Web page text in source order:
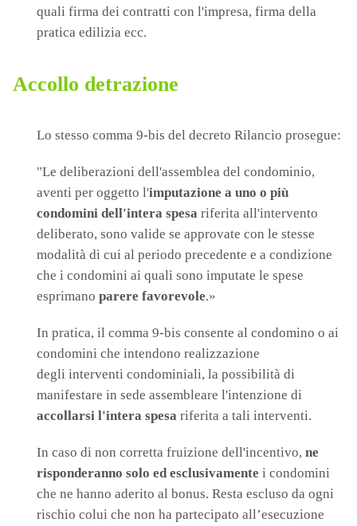
quali firma dei contratti con l'impresa, firma della
pratica edilizia ecc.
Accollo detrazione
Lo stesso comma 9-bis del decreto Rilancio prosegue:
"Le deliberazioni dell'assemblea del condominio,
aventi per oggetto l'imputazione a uno o più
condomini dell'intera spesa riferita all'intervento
deliberato, sono valide se approvate con le stesse
modalità di cui al periodo precedente e a condizione
che i condomini ai quali sono imputate le spese
esprimano parere favorevole.»
In pratica, il comma 9-bis consente al condomino o ai
condomini che intendono realizzazione
degli interventi condominiali, la possibilità di
manifestare in sede assembleare l'intenzione di
accollarsi l'intera spesa riferita a tali interventi.
In caso di non corretta fruizione dell'incentivo, ne
risponderanno solo ed esclusivamente i condomini
che ne hanno aderito al bonus. Resta escluso da ogni
rischio colui che non ha partecipato all’esecuzione